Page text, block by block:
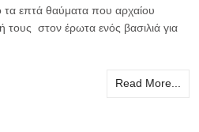
τα επτά θαύματα που αρχαίου
στον έρωτα ενός βασιλιά για
Read More...